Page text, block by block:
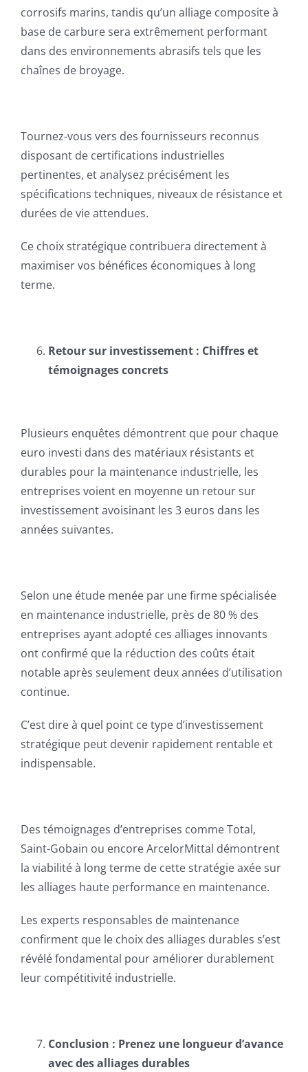
corrosifs marins, tandis qu’un alliage composite à
base de carbure sera extrêmement performant
dans des environnements abrasifs tels que les
chaînes de broyage.
Tournez-vous vers des fournisseurs reconnus
disposant de certifications industrielles
pertinentes, et analysez précisément les
spécifications techniques, niveaux de résistance et
durées de vie attendues.
Ce choix stratégique contribuera directement à
maximiser vos bénéfices économiques à long
terme.
Retour sur investissement : Chiffres et
témoignages concrets
Plusieurs enquêtes démontrent que pour chaque
euro investi dans des matériaux résistants et
durables pour la maintenance industrielle, les
entreprises voient en moyenne un retour sur
investissement avoisinant les 3 euros dans les
années suivantes.
Selon une étude menée par une firme spécialisée
en maintenance industrielle, près de 80 % des
entreprises ayant adopté ces alliages innovants
ont confirmé que la réduction des coûts était
notable après seulement deux années d’utilisation
continue.
C’est dire à quel point ce type d’investissement
stratégique peut devenir rapidement rentable et
indispensable.
Des témoignages d’entreprises comme Total,
Saint-Gobain ou encore ArcelorMittal démontrent
la viabilité à long terme de cette stratégie axée sur
les alliages haute performance en maintenance.
Les experts responsables de maintenance
confirment que le choix des alliages durables s’est
révélé fondamental pour améliorer durablement
leur compétitivité industrielle.
Conclusion : Prenez une longueur d’avance
avec des alliages durables